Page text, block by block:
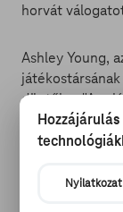
horvát
Ashley Young,
döntőbe. "A
mondta a
csapat és a
Nyilatkozat